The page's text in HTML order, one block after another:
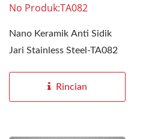
No Produk:TA082
Nano Keramik Anti Sidik
Jari Stainless Steel-TA082
Rincian